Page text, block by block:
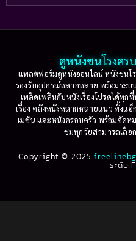
ดูหนังชนโรงคร
แพลตฟอร์มดูหนังออนไลน์ หนังชนโ
รองรับอุปกรณ์หลากหลาย พร้อมระบ
เพลิดเพลินกับหนังเรื่องโปรดได้ทุก
เรื่อง คลังหนังหลากหลายแนว ทั้งแ
เมชัน และหนังครอบครัว พร้อมจัดห
ชมทุกวัยสามารถเลือ
Copyright © 2025
ระดับ